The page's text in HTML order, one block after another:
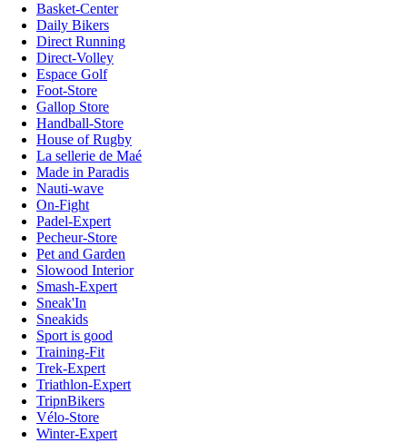
Basket-Center
Daily Bikers
Direct Running
Direct-Volley
Espace Golf
Foot-Store
Gallop Store
Handball-Store
House of Rugby
La sellerie de Maé
Made in Paradis
Nauti-wave
On-Fight
Padel-Expert
Pecheur-Store
Pet and Garden
Slowood Interior
Smash-Expert
Sneak'In
Sneakids
Sport is good
Training-Fit
Trek-Expert
Triathlon-Expert
TripnBikers
Vélo-Store
Winter-Expert